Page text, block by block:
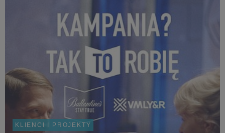
KLIENCI I PROJEKTY